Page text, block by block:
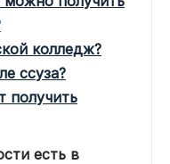
колледж?
ссуза?
получить
есть в